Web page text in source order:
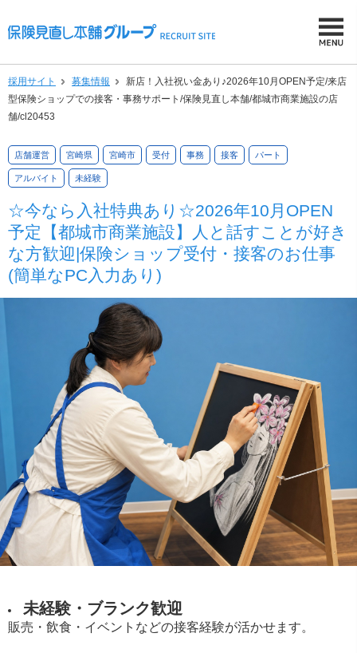
採用サイト 募集情報
新店！入社祝い金あり♪2026年10月OPEN予定/来店
型保険ショップでの接客・事務サポート/保険見直し本舗/都城市商業施設の店
舗/cl20453
店舗運営 宮崎県 宮崎市 受付 事務 接客 パート
アルバイト 未経験
☆今なら入社特典あり☆2026年10月OPEN
予定【都城市商業施設】人と話すことが好き
な方歓迎|保険ショップ受付・接客のお仕事
(簡単なPC入力あり)
未経験・ブランク歓迎
販売・飲食・イベントなどの接客経験が活かせます。